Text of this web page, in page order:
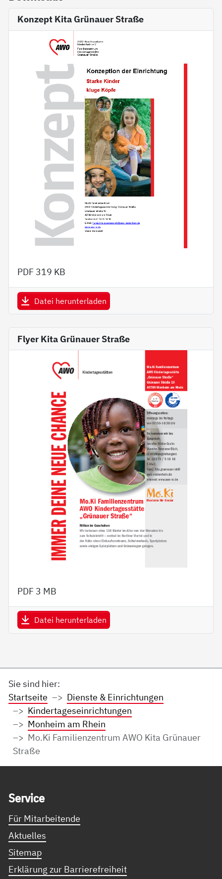
Konzept Kita Grünauer Straße
PDF 319 KB
Datei herunterladen
Flyer Kita Grünauer Straße
PDF 3 MB
Datei herunterladen
Sie sind hier:
Startseite
Dienste & Einrichtungen
Kindertageseinrichtungen
Monheim am Rhein
Mo.Ki Familienzentrum AWO Kita Grünauer
Straße
Ser­vice
Für Mitarbeitende
Aktuelles
Sitemap
Erklärung zur Barrierefreiheit